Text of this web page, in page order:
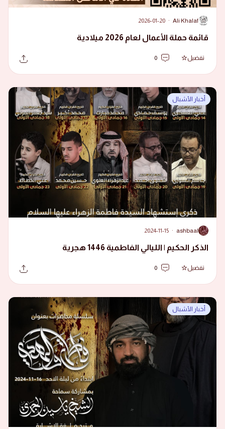
A
Ali Khalaf
·
2026-01-20
قائمة حملة الأعمال لعام 2026 ميلادية
تفضيل 0
أخبار الأشبال
A
ashbaal
·
2024-11-15
الذكر الحكيم | الليالي الفاطمية 1446 هجرية
تفضيل 0
أخبار الأشبال